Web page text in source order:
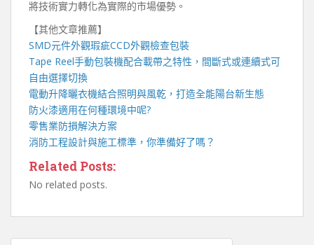
將技術實力轉化為實際的市場優勢。
【其他文章推薦】
SMD元件外觀瑕疵CCD外觀檢查包裝
Tape Reel手動包裝機配合載帶之特性，間斷式或連續式可
自由選擇切換
電動升降曬衣機結合照明與風乾，打造全能陽台新生態
防火漆適用在何種環境中呢?
零售業防損解決方案
消防工程設計與施工標準，你準備好了嗎？
Related Posts:
No related posts.